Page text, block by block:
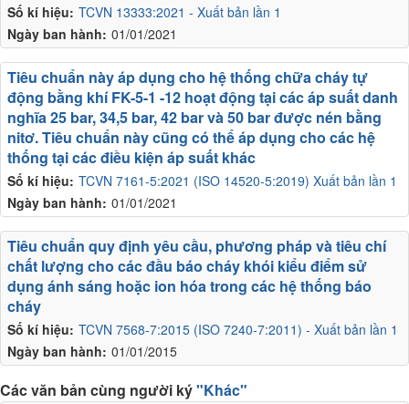
Số kí hiệu: TCVN 13333:2021 - Xuất bản lần 1
Ngày ban hành: 01/01/2021
Số kí hiệu: TCVN 7161-5:2021 (ISO 14520-5:2019) Xuất bản lần 1
Ngày ban hành: 01/01/2021
Tiêu chuẩn này áp dụng cho hệ thống chữa cháy tự
động bằng khí FK-5-1 -12 hoạt động tại các áp suất danh
nghĩa 25 bar, 34,5 bar, 42 bar và 50 bar được nén bằng
nitơ. Tiêu chuẩn này cũng có thể áp dụng cho các hệ
thống tại các điều kiện áp suất khác
Số kí hiệu: TCVN 7568-7:2015 (ISO 7240-7:2011) - Xuất bản lần 1
Ngày ban hành: 01/01/2015
Tiêu chuẩn quy định yêu cầu, phương pháp và tiêu chí
chất lượng cho các đầu báo cháy khói kiểu điểm sử
dụng ánh sáng hoặc ion hóa trong các hệ thống báo
cháy
Các văn bản cùng người ký"Khác"